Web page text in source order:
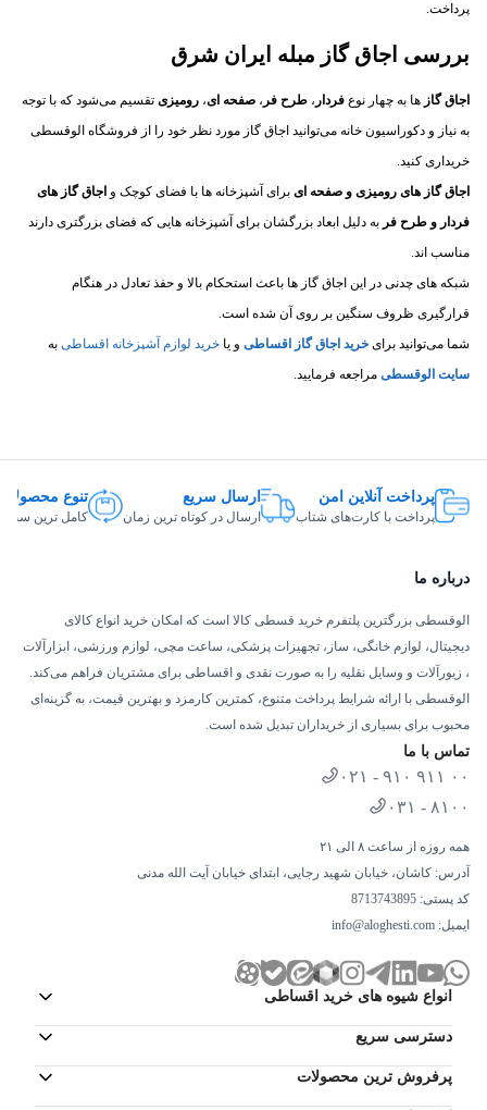
پرداخت.
بررسی اجاق گاز مبله ایران شرق
اجاق گاز ها به چهار نوع فردار ، طرح فر ، صفحه ای، رومیزی تقسیم می‌شود که با توجه
به نیاز و دکوراسیون خانه می‌توانید اجاق گاز مورد نظر خود را از فروشگاه الوقسطی
خریداری کنید.
اجاق گاز های رومیزی و صفحه ای برای آشپزخانه ها با فضای کوچک و اجاق گاز های
فردار و طرح فر به دلیل ابعاد بزرگشان برای آشپزخانه هایی که فضای بزرگتری دارند
مناسب اند.
شبکه های چدنی در این اجاق گاز ها باعث استحکام بالا و حفذ تعادل در هنگام
قرارگیری ظروف سنگین بر روی آن شده است.
شما می‌توانید برای خرید اجاق گاز اقساطی و یا خرید لوازم آشپزخانه اقساطی به
سایت الوقسطی مراجعه فرمایید.
پرداخت آنلاین امن
پرداخت با کارت‌های شتاب
ارسال سریع
ارسال در کوتاه ترین زمان
تنوع
کامل ترین سبد
تماس با ما
۰۲۱ - ۹۱۰ ۹۱۱ ۰۰
۰۳۱ - ۸۱۰۰
همه روزه از ساعت ۸ الی ۲۱
آدرس: کاشان، خیابان شهید رجایی، ابتدای خیابان آیت الله مدنی
کد پستی: 8713743895
ایمیل: info@aloghesti.com
انواع شیوه های خرید اقساطی
دسترسی سریع
پرفروش ترین محصولات
درباره ما
الوقسطی بزرگترین پلتفرم خرید قسطی کالا است که امکان خرید انواع کالای
دیجیتال، لوازم خانگی، ساز، تجهیزات پزشکی، ساعت مچی، لوازم ورزشی، ابزارآلات
، زیورآلات و وسایل نقلیه را به صورت نقدی و اقساطی برای مشتریان فراهم می‌کند.
الوقسطی با ارائه شرایط پرداخت متنوع، کمترین کارمزد و بهترین قیمت، به گزینه‌ای
محبوب برای بسیاری از خریداران تبدیل شده است.